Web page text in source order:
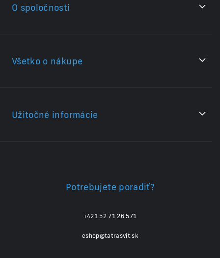
O spoločnosti
Všetko o nákupe
Užitočné informácie
Potrebujete poradiť?
+421 52 71 26 571
eshop@tatrasvit.sk